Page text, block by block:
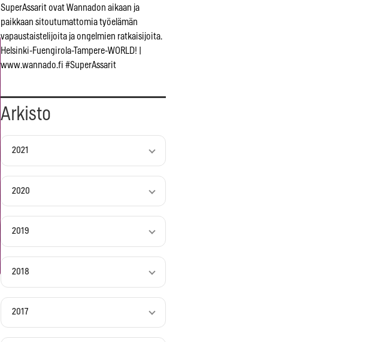
SuperAssarit ovat Wannadon aikaan ja
paikkaan sitoutumattomia työelämän
vapaustaistelijoita ja ongelmien ratkaisijoita.
Helsinki-Fuengirola-Tampere-WORLD! |
www.wannado.fi #SuperAssarit
Arkisto
2021
2020
2019
2018
2017